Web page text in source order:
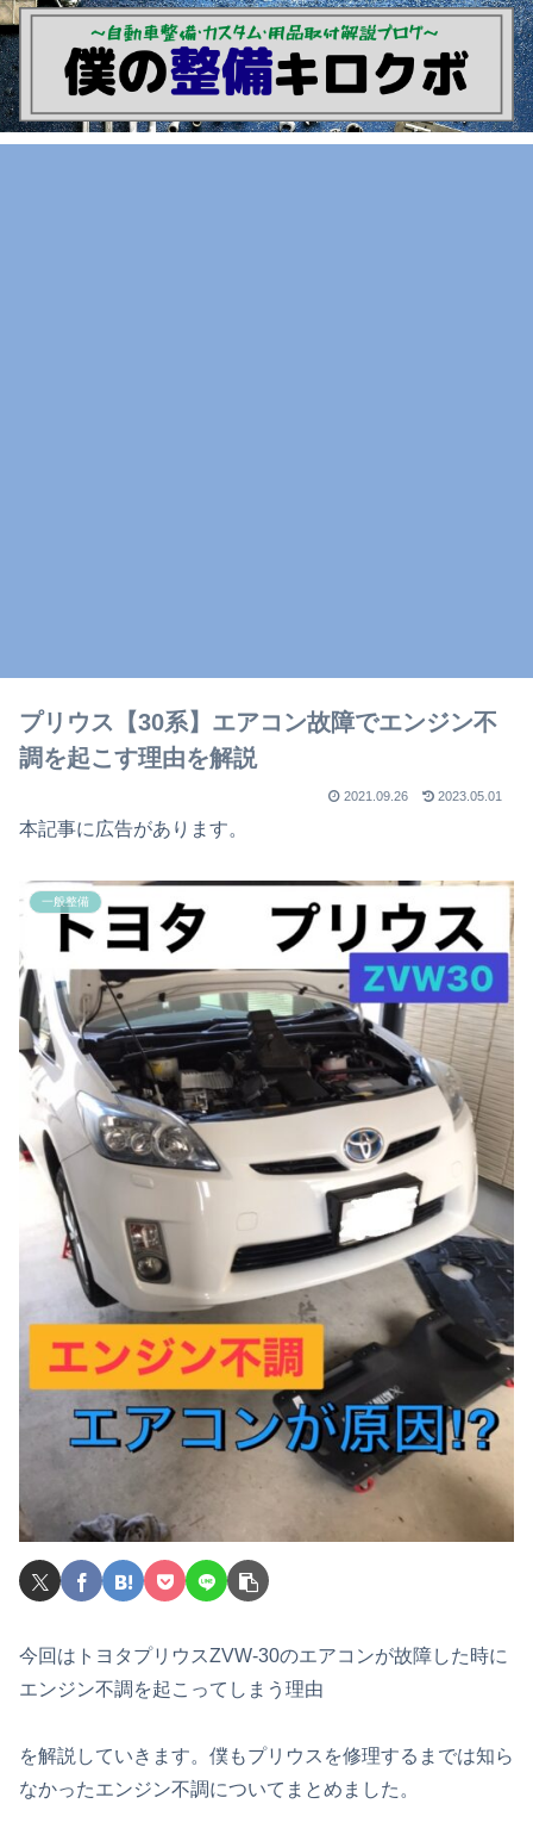
プリウス【30系】エアコン故障でエンジン不
調を起こす理由を解説
2021.09.26 2023.05.01
本記事に広告があります。
一般整備
今回はトヨタプリウスZVW-30のエアコンが故障した時に
エンジン不調を起こってしまう理由
を解説していきます。僕もプリウスを修理するまでは知ら
なかったエンジン不調についてまとめました。